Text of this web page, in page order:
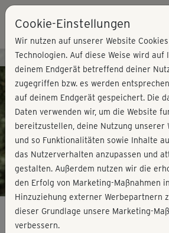
Kursvorschau - Jetzt mitmachen!
Cookie-Einstellungen
Wir nutzen auf unserer Website
Technologien. Auf diese Weise wird
deinem Endgerät betreffend deiner
zugegriffen bzw. es werden
auf deinem Endgerät gespeichert. Die
Daten verwenden wir, um die Website
bereitzustellen, deine Nutzung unserer
und so Funktionalitäten sowie Inhalte
das Nutzerverhalten anzupassen und
gestalten. Außerdem nutzen wir die
den Erfolg von Marketing-Maßnahmen
Hinzuziehung externer Werbepartnern
dieser Grundlage unsere Marketing-
verbessern.